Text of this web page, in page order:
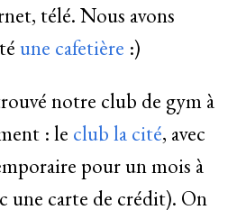
télé. Nous avons
une cafetière :)
notre club de gym à
: le club la cité, avec
pour un mois à
une carte de crédit). On